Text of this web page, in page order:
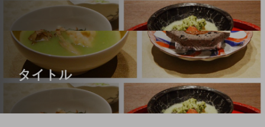
タイトル